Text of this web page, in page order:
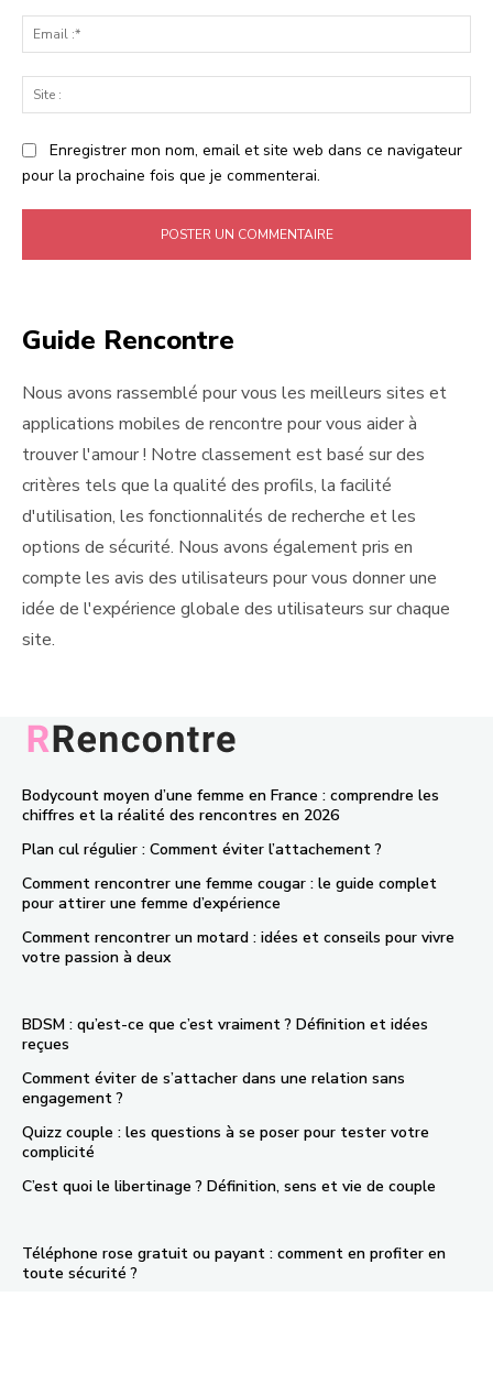
:*
:
Enregistrer mon nom, email et site web dans ce navigateur
pour la prochaine fois que je commenterai.
Guide Rencontre
Nous avons rassemblé pour vous les meilleurs sites et
applications mobiles de rencontre pour vous aider à
trouver l'amour ! Notre classement est basé sur des
critères tels que la qualité des profils, la facilité
d'utilisation, les fonctionnalités de recherche et les
options de sécurité. Nous avons également pris en
compte les avis des utilisateurs pour vous donner une
idée de l'expérience globale des utilisateurs sur chaque
site.
Bodycount moyen d’une femme en France : comprendre les
chiffres et la réalité des rencontres en 2026
Plan cul régulier : Comment éviter l’attachement ?
Comment rencontrer une femme cougar : le guide complet
pour attirer une femme d’expérience
Comment rencontrer un motard : idées et conseils pour vivre
votre passion à deux
BDSM : qu’est-ce que c’est vraiment ? Définition et idées
reçues
Comment éviter de s’attacher dans une relation sans
engagement ?
Quizz couple : les questions à se poser pour tester votre
complicité
C’est quoi le libertinage ? Définition, sens et vie de couple
Téléphone rose gratuit ou payant : comment en profiter en
toute sécurité ?